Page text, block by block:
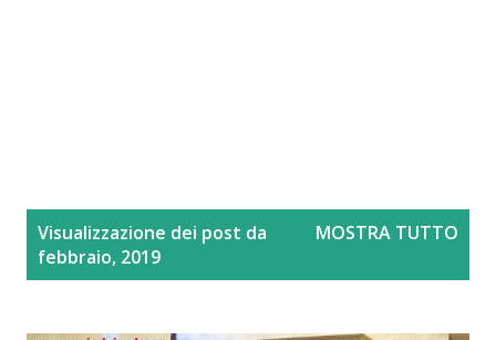
Visualizzazione dei post da
febbraio, 2019
MOSTRA TUTTO